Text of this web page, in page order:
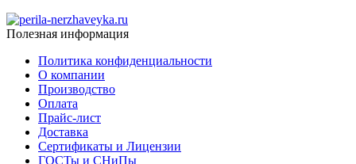
Полезная информация
Политика конфиденциальности
О компании
Производство
Оплата
Прайс-лист
Доставка
Сертификаты и Лицензии
ГОСТы и СНиПы